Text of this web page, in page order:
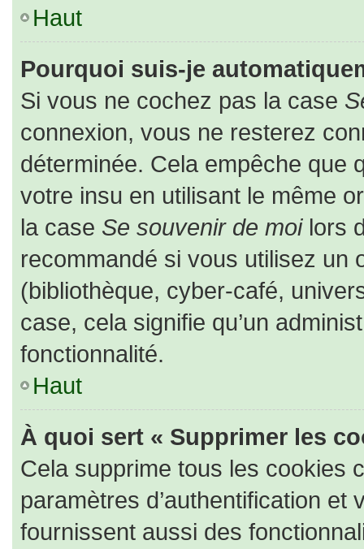
Haut
Pourquoi suis-je
Si vous ne cochez pas la case
connexion, vous ne resterez
déterminée. Cela empêche que
votre insu en utilisant le même
la case Se souvenir de moilors
recommandé si vous utilisez un
(bibliothèque, cyber-café,
case, cela signifie qu’un
fonctionnalité.
Haut
À quoi sert « Supprimer les
Cela supprime tous les cookies
paramètres d’authentification
fournissent aussi des